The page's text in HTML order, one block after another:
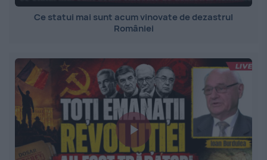
Ce statui mai sunt acum vinovate de dezastrul
României